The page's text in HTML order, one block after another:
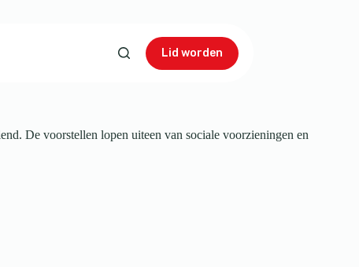
Lid worden
De voorstellen lopen uiteen van sociale voorzieningen en